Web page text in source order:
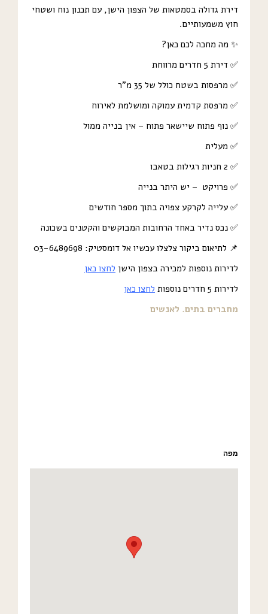
דירת גדולה בסמטאות של הצפון הישן, עם תכנון נוח ושטחי
חוץ משמעותיים.
✨ מה מחכה לכם כאן?
✅ דירת 5 חדרים מרווחת
✅ מרפסות בשטח כולל של 35 מ”ר
✅ מרפסת קדמית עמוקה ומושלמת לאירוח
✅ נוף פתוח שיישאר פתוח – אין בנייה ממול
✅ מעלית
✅ 2 חניות רגילות בטאבו
✅ פרויקט – יש היתר בנייה
✅ עלייה לקרקע צפויה בתוך מספר חודשים
✅ נכס נדיר באחד הרחובות המבוקשים והקטנים בשכונה
📌 לתיאום ביקור צלצלו עכשיו אל דומסטיק: 03-6489698
לדירות נוספות למכירה בצפון הישן לחצו כאן
לדירות 5 חדרים נוספות
לחצו כאן
מחברים בתים. לאנשים
מפה